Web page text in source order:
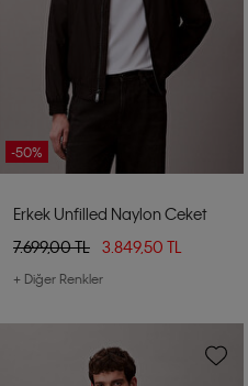
-50%
Erkek Unfilled Naylon Ceket
7.699,00 TL
3.849,50 TL
+ Diğer Renkler